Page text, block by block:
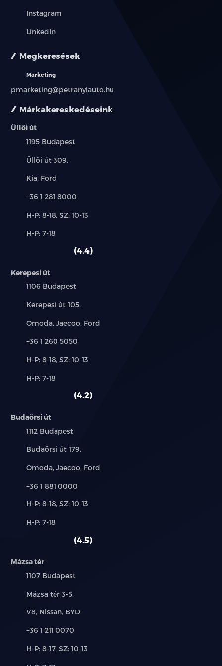
Márkakereskedéseink
Üllői út
Település:
1195 Budapest
Cím:
Üllői út 309.
Márkák:
Kia, Ford
Telefon:
+36 1 281 8000
Új-
használt
H-P: 8-18, SZ: 10-13
Alkatrész,
H-P: 7-18
4.4
Kerepesi út
Település:
1106 Budapest
Cím:
Kerepesi út 105.
Márkák:
Omoda, Jaecoo, Ford
Telefon:
+36 1 260 5050
Új-
használt
H-P: 8-18, SZ: 10-13
Alkatrész,
H-P: 7-18
4.2
Budaörsi út
Település:
1112 Budapest
Cím:
Budaörsi út 179.
Márkák:
Omoda, Jaecoo, Ford
Telefon:
+36 1 881 0000
Új-
használt
H-P: 8-18, SZ: 10-13
Alkatrész,
H-P: 7-18
4.5
Mázsa tér
Település:
1107 Budapest
Cím:
Mázsa tér 3-5.
Márkák:
V8, Nissan, BYD
Telefon:
+36 1 211 0070
Új-
H-P: 8-17, SZ: 10-13
Instagram
LinkedIn
Megkeresések
Marketing
pmarketing@petranyiauto.hu